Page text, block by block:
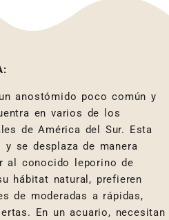
anostómido poco común y
en varios de los
de América del Sur. Esta
y se desplaza de manera
al conocido leporino de
hábitat natural, prefieren
de moderadas a rápidas,
En un acuario, necesitan